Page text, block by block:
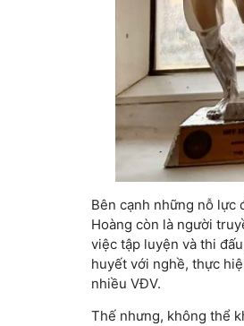
Bên cạnh những nỗ lực
Hoàng còn là người
việc tập luyện và thi
huyết với nghề, thực
nhiều VĐV.
Thế nhưng, không thể